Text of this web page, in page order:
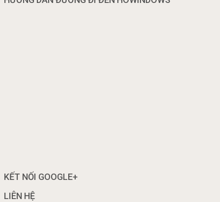
KẾT NỐI GOOGLE+
LIÊN HỆ